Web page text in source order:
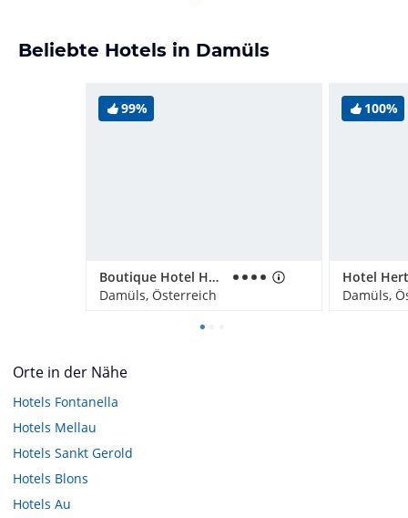
Beliebte Hotels in Damüls
99%
Boutique Hotel Hohes Licht
Damüls, Österreich
100%
Hotel
Damüls,
Orte in der Nähe
Hotels Fontanella
Hotels Mellau
Hotels Sankt Gerold
Hotels Blons
Hotels Au